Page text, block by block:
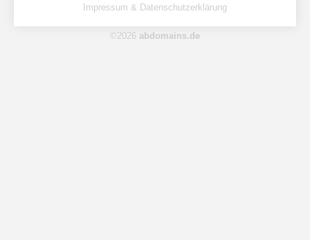
Impressum & Datenschutzerklärung
©2026 abdomains.de